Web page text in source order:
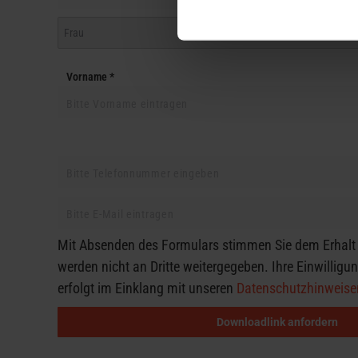
Vorname *
Mit Absenden des Formulars stimmen Sie dem
werden nicht an Dritte weitergegeben. Ihre
erfolgt im Einklang mit unseren